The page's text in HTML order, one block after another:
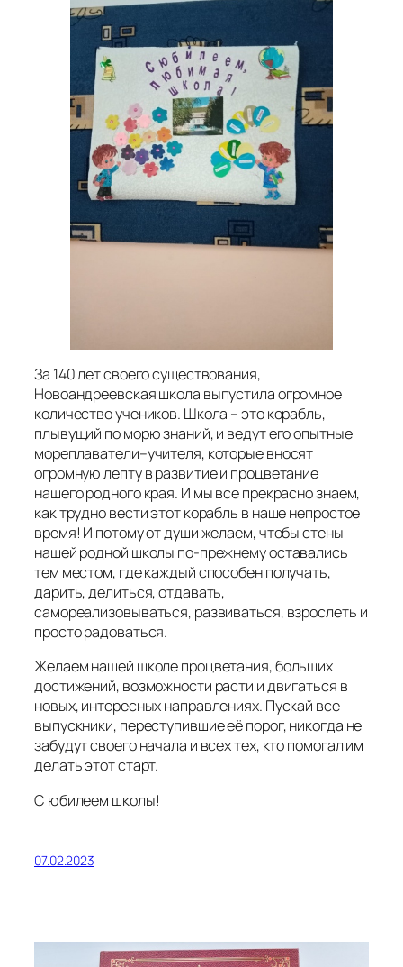
За 140 лет своего существования,
Новоандреевская школа выпустила огромное
количество учеников. Школа – это корабль,
плывущий по морю знаний, и ведут его опытные
мореплаватели–учителя, которые вносят
огромную лепту в развитие и процветание
нашего родного края. И мы все прекрасно знаем,
как трудно вести этот корабль в наше непростое
время! И потому от души желаем, чтобы стены
нашей родной школы по-прежнему оставались
тем местом, где каждый способен получать,
дарить, делиться, отдавать,
самореализовываться, развиваться, взрослеть и
просто радоваться.
Желаем нашей школе процветания, больших
достижений, возможности расти и двигаться в
новых, интересных направлениях. Пускай все
выпускники, переступившие её порог, никогда не
забудут своего начала и всех тех, кто помогал им
делать этот старт.
С юбилеем школы!
07.02.2023